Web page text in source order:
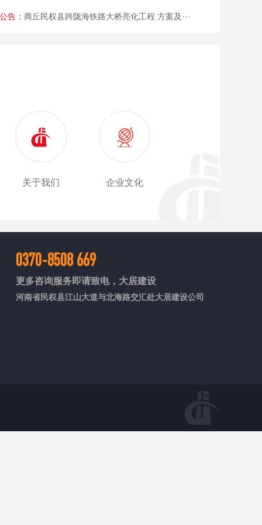
告： 民权江山盛世名门二期七标段3号变电所招标···
关于我们 企业文化
0370-8508 669
更多咨询服务即请致电，大居建设
河南省民权县江山大道与北海路交汇处大居建设公司